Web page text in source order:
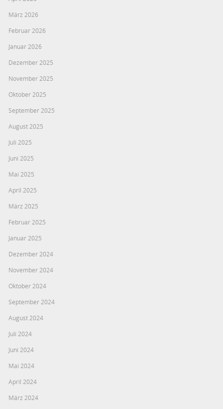
März 2026
Februar 2026
Januar 2026
Dezember 2025
November 2025
Oktober 2025
September 2025
August 2025
Juli 2025
Juni 2025
Mai 2025
April 2025
März 2025
Februar 2025
Januar 2025
Dezember 2024
November 2024
Oktober 2024
September 2024
August 2024
Juli 2024
Juni 2024
Mai 2024
April 2024
März 2024